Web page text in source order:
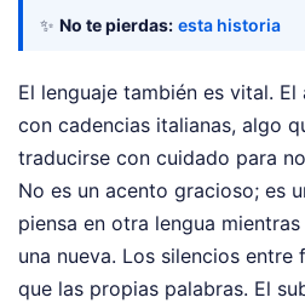
✨ No te pierdas: esta historia
El lenguaje también es vital.
con cadencias italianas, algo
traducirse con cuidado para
No es un acento gracioso; es
piensa en otra lengua
una nueva. Los silencios entre
que las propias palabras. El